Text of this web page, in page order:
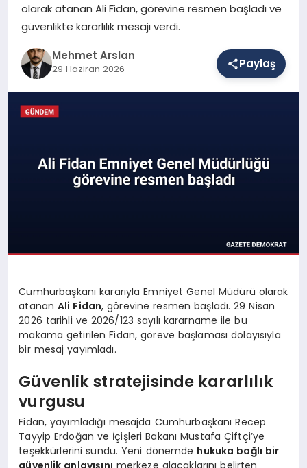
SAĞLIK
EĞITIM
olarak atanan Ali Fidan, görevine resmen başladı ve
güvenlikte kararlılık mesajı verdi.
Mehmet Arslan
29 Haziran 2026 Paylaş
Cumhurbaşkanı kararıyla Emniyet Genel Müdürü olarak
atananAli Fidan, görevine resmen başladı. 29 Nisan
2026 tarihli ve 2026/123 sayılı kararname ile bu
makama getirilen Fidan, göreve başlaması dolayısıyla
bir mesaj yayımladı.
Güvenlik stratejisinde kararlılık
vurgusu
Fidan, yayımladığı mesajda Cumhurbaşkanı Recep
Tayyip Erdoğan ve İçişleri Bakanı Mustafa Çiftçi’ye
teşekkürlerini sundu. Yeni dönemde hukuka bağlı bir
güvenlik anlayışını merkeze alacaklarını belirten